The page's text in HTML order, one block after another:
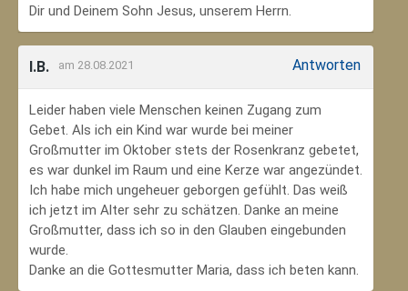
Dir und Deinem Sohn Jesus, unserem Herrn.
I.B. am 28.08.2021 Antworten
Leider haben viele Menschen keinen Zugang zum
Gebet. Als ich ein Kind war wurde bei meiner
Großmutter im Oktober stets der Rosenkranz gebetet,
es war dunkel im Raum und eine Kerze war angezündet.
Ich habe mich ungeheuer geborgen gefühlt. Das weiß
ich jetzt im Alter sehr zu schätzen. Danke an meine
Großmutter, dass ich so in den Glauben eingebunden
wurde.
Danke an die Gottesmutter Maria, dass ich beten kann.